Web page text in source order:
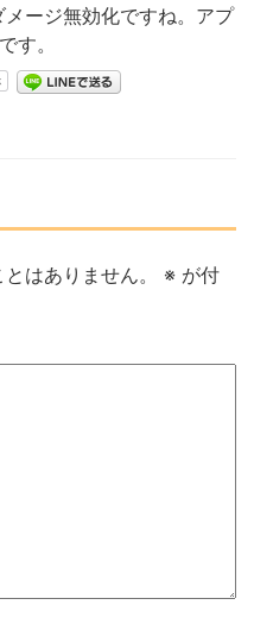
ージ無効化ですね。アプ
す。
はありません。 ※ が付